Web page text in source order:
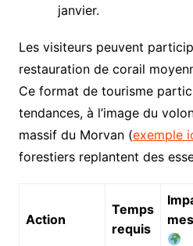
janvier.
Les visiteurs peuvent
restauration de corail
Ce format de tourisme
tendances, à l’image du
massif du Morvan (exemple
forestiers replantent des
Action
Temps
requis